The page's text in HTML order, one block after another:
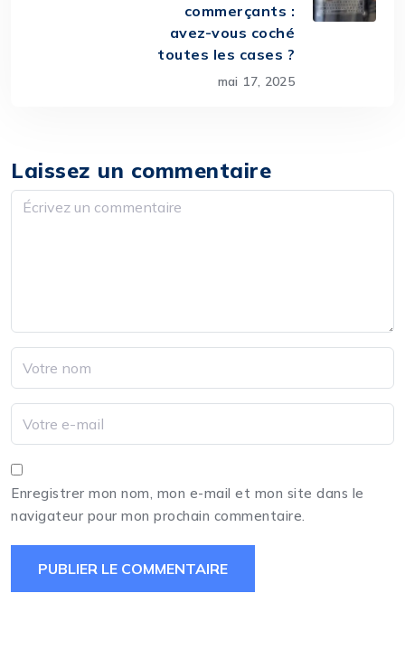
commerçants :
avez-vous coché
toutes les cases ?
mai 17, 2025
Laissez un commentaire
Enregistrer mon nom, mon e-mail et mon site dans le
navigateur pour mon prochain commentaire.